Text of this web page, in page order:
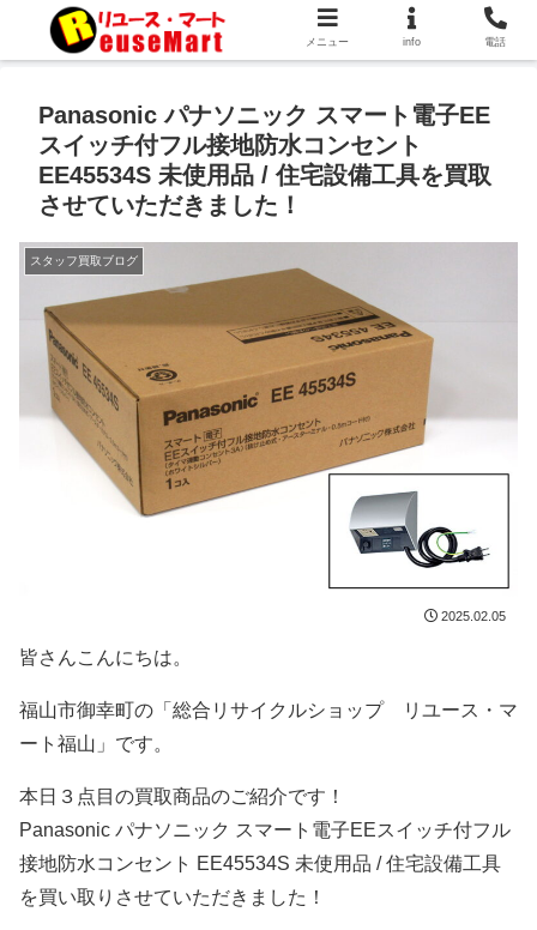
Panasonic パナソニック スマート電子EE
スイッチ付フル接地防水コンセント
EE45534S 未使用品 / 住宅設備工具を買取
させていただきました！
スタッフ買取ブログ
2025.02.05
皆さんこんにちは。
福山市御幸町の「総合リサイクルショップ リユース・マ
ート福山」です。
本日３点目の買取商品のご紹介です！
Panasonic パナソニック スマート電子EEスイッチ付フル
接地防水コンセント EE45534S 未使用品 / 住宅設備工具
を買い取りさせていただきました！
メニュー info 電話